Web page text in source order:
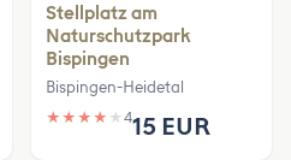
Stellplatz am
Naturschutzpark
Bispingen
Bispingen-Heidetal
★ ★ ★ ★ ★ 415 EUR